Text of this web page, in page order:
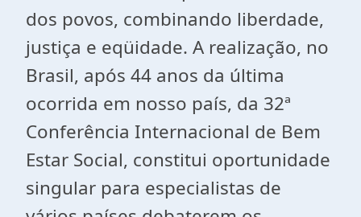
dos povos, combinando liberdade,
justiça e eqüidade. A realização, no
Brasil, após 44 anos da última
ocorrida em nosso país, da 32ª
Conferência Internacional de Bem
Estar Social, constitui oportunidade
singular para especialistas de